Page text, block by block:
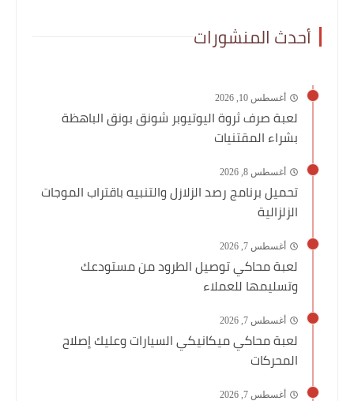
أحدث المنشورات
أغسطس 10, 2026
لعبة صرف ثروة اليوتيوبر شونق بونق الباهظة
بشراء المقتنيات
أغسطس 8, 2026
تحميل برنامج رصد الزلازل والتنبيه باقتراب الموجات
الزلزالية
أغسطس 7, 2026
لعبة محاكي توصيل الطرود من مستودعك
وتسليمها للعملاء
أغسطس 7, 2026
لعبة محاكي ميكانيكي السيارات وعليك إصلاح
المحركات
أغسطس 7, 2026